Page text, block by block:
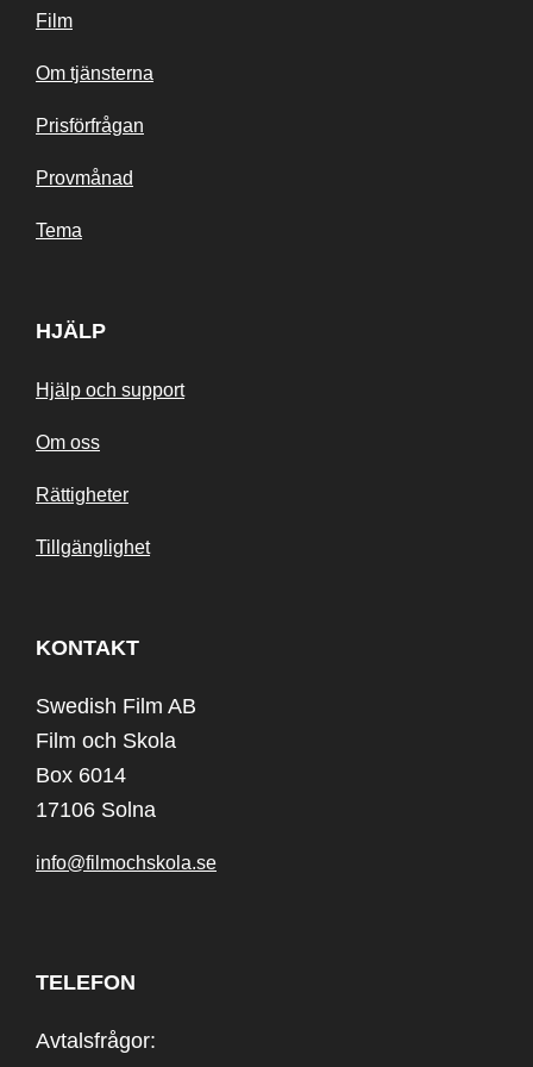
Film
Om tjänsterna
Prisförfrågan
Provmånad
Tema
HJÄLP
Hjälp och support
Om oss
Rättigheter
Tillgänglighet
KONTAKT
Swedish Film AB
Film och Skola
Box 6014
17106 Solna
info@filmochskola.se
TELEFON
Avtalsfrågor: